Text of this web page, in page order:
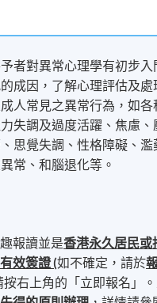
者對異常心理學有初步入
成因，了解心理評估及處
人常見之異常行為，如各
失調及過度活躍、焦慮、
思覺失調、性格障礙、濫
常、和腦退化等。
報讀並是香港永久居民或
效簽證 (如不確定，請於
按右上角的「立即報名」